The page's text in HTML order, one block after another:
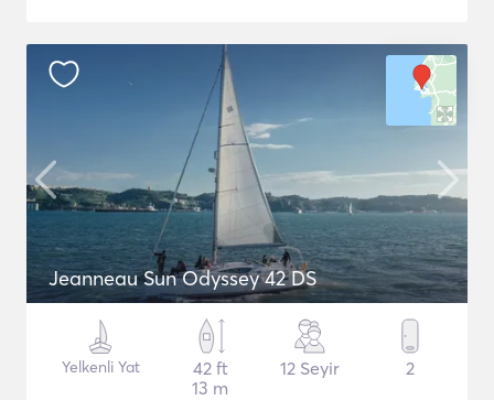
Jeanneau Sun Odyssey 42 DS
Yelkenli Yat
42 ft
13 m
12 Seyir 2